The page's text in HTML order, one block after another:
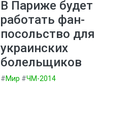
В Париже будет
работать фан-
посольство для
украинских
болельщиков
#Мир #ЧМ-2014